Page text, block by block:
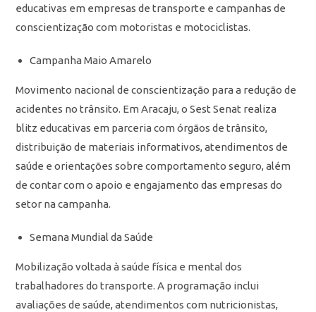
educativas em empresas de transporte e campanhas de
conscientização com motoristas e motociclistas.
Campanha Maio Amarelo
Movimento nacional de conscientização para a redução de
acidentes no trânsito. Em Aracaju, o Sest Senat realiza
blitz educativas em parceria com órgãos de trânsito,
distribuição de materiais informativos, atendimentos de
saúde e orientações sobre comportamento seguro, além
de contar com o apoio e engajamento das empresas do
setor na campanha.
Semana Mundial da Saúde
Mobilização voltada à saúde física e mental dos
trabalhadores do transporte. A programação inclui
avaliações de saúde, atendimentos com nutricionistas,